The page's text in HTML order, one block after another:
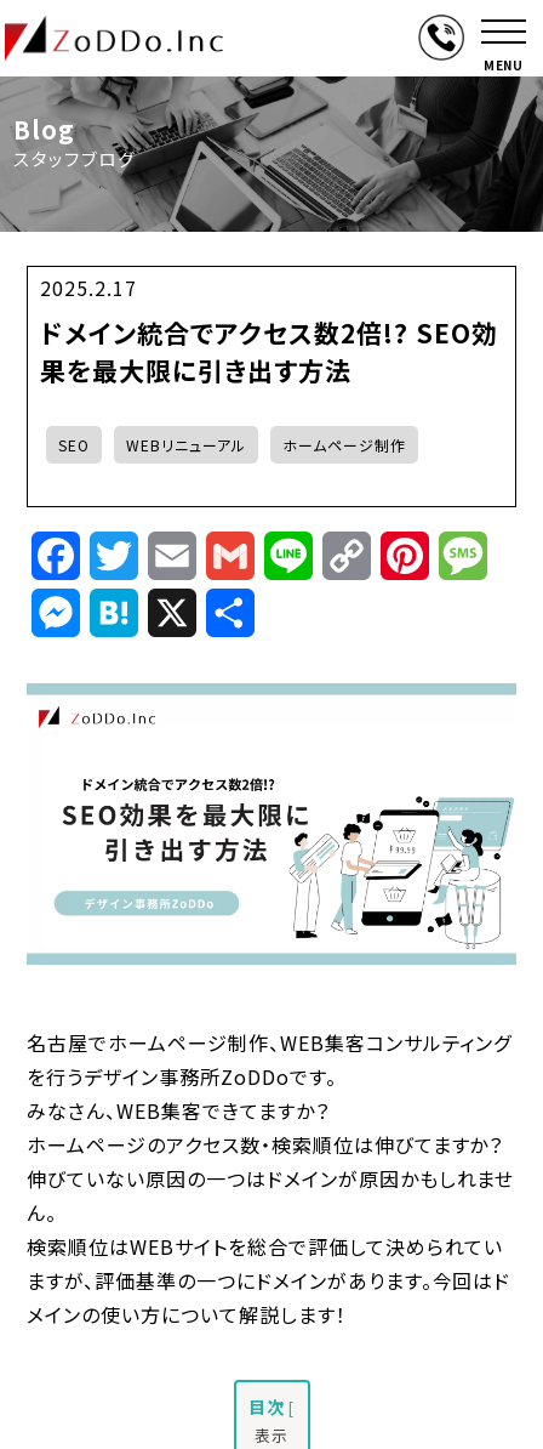
MENU
Blog
スタッフブログ
2025.2.17
ドメイン統合でアクセス数2倍!? SEO効
果を最大限に引き出す方法
SEO WEBリニューアル ホームページ制作
FacebookTwitterEmail Gmail Line
Copy
Link
Pinterest
Messenger
Hatena
名古屋でホームページ制作、WEB集客コンサルティング
を行うデザイン事務所ZoDDoです。
みなさん、WEB集客できてますか？
ホームページのアクセス数・検索順位は伸びてますか？
伸びていない原因の一つはドメインが原因かもしれませ
ん。
検索順位はWEBサイトを総合で評価して決められてい
ますが、評価基準の一つにドメインがあります。今回はド
メインの使い方について解説します！
目次 [
表示